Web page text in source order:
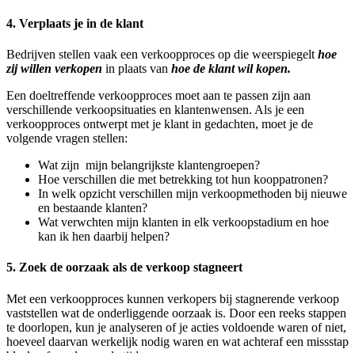
4. Verplaats je in de klant
Bedrijven stellen vaak een verkoopproces op die weerspiegelt hoe
zij willen verkopen in plaats van hoe de klant wil kopen.
Een doeltreffende verkoopproces moet aan te passen zijn aan
verschillende verkoopsituaties en klantenwensen. Als je een
verkoopproces ontwerpt met je klant in gedachten, moet je de
volgende vragen stellen:
Wat zijn mijn belangrijkste klantengroepen?
Hoe verschillen die met betrekking tot hun kooppatronen?
In welk opzicht verschillen mijn verkoopmethoden bij nieuwe
en bestaande klanten?
Wat verwchten mijn klanten in elk verkoopstadium en hoe
kan ik hen daarbij helpen?
5. Zoek de oorzaak als de verkoop stagneert
Met een verkoopproces kunnen verkopers bij stagnerende verkoop
vaststellen wat de onderliggende oorzaak is. Door een reeks stappen
te doorlopen, kun je analyseren of je acties voldoende waren of niet,
hoeveel daarvan werkelijk nodig waren en wat achteraf een missstap